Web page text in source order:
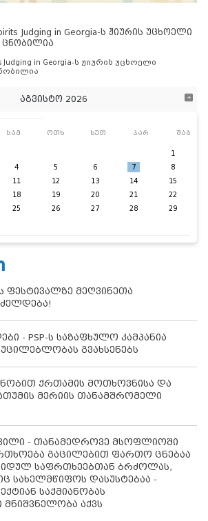
Judging in Georgia-ს ჟიურის უცხოელი
ცნობილია
Judging in Georgia-ს ჟიურის უცხოელი
აგვისტო 2026
სამ ოთხ ხუთ პარ შაბ
1
4 5 6 7
8
11 12 13 14
15
18 19 20 21
22
25 26 27 28
29
ფესტივალზე მეღვინეთა
- PSP-ს საზაფხულო კამპანია
გვახსენებს
ქრთამის მოთხოვნისა და
მერიის თანამშრომელი
- თანამედროვე მსოფლიოში
გაცილებით ფართო ცნებაა
საფრთხეებთან ბრძოლას,
სახელმწიფოს დასუსტებაა -
საქმიანობას
აქვს